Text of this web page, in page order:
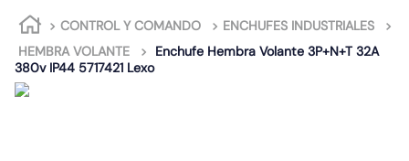
CONTROL Y COMANDO
ENCHUFES INDUSTRIALES
HEMBRA VOLANTE
Enchufe Hembra Volante 3P+N+T 32A
380v IP44 5717421 Lexo
.
interruptor
3.
luminaria vial led neo